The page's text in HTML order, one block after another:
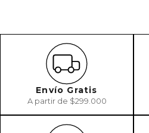
Envío Gratis
A partir de $299.000